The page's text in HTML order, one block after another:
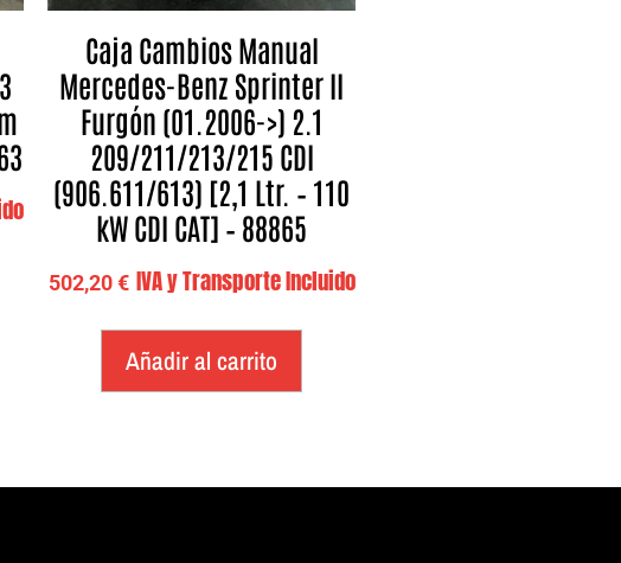
Caja Cambios Manual
Mercedes-Benz Sprinter II
Furgón (01.2006->) 2.1
209/211/213/215 CDI
(906.611/613) [2,1 Ltr. – 110
kW CDI CAT] – 88865
502,20€ IVA y Transporte Incluido
Añadir al carrito